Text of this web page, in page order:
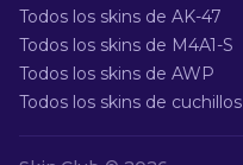
Todos los skins de AK-47
Todos los skins de M4A1-S
Todos los skins de AWP
Todos los skins de cuchillos